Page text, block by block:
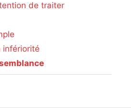
de traiter
infériorité